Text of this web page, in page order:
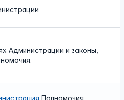
Администрации и законы,
Полномочия